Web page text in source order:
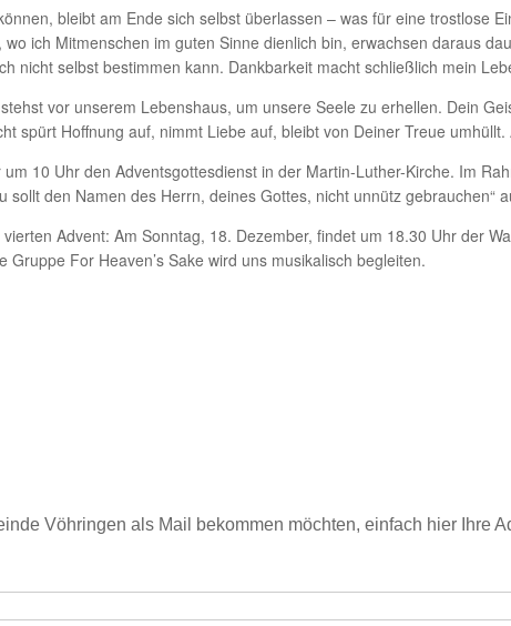
bleibt am Ende sich selbst überlassen – was für eine trostlose
ich Mitmenschen im guten Sinne dienlich bin, erwachsen daraus
nicht selbst bestimmen kann. Dankbarkeit macht schließlich mein
vor unserem Lebenshaus, um unsere Seele zu erhellen. Dein
spürt Hoffnung auf, nimmt Liebe auf, bleibt von Deiner Treue umhüllt.
10 Uhr den Adventsgottesdienst in der Martin-Luther-Kirche. Im
sollt den Namen des Herrn, deines Gottes, nicht unnütz gebrauchen“
Advent: Am Sonntag, 18. Dezember, findet um 18.30 Uhr der
For Heaven’s Sake wird uns musikalisch begleiten.
Vöhringen als Mail bekommen möchten, einfach hier Ihre